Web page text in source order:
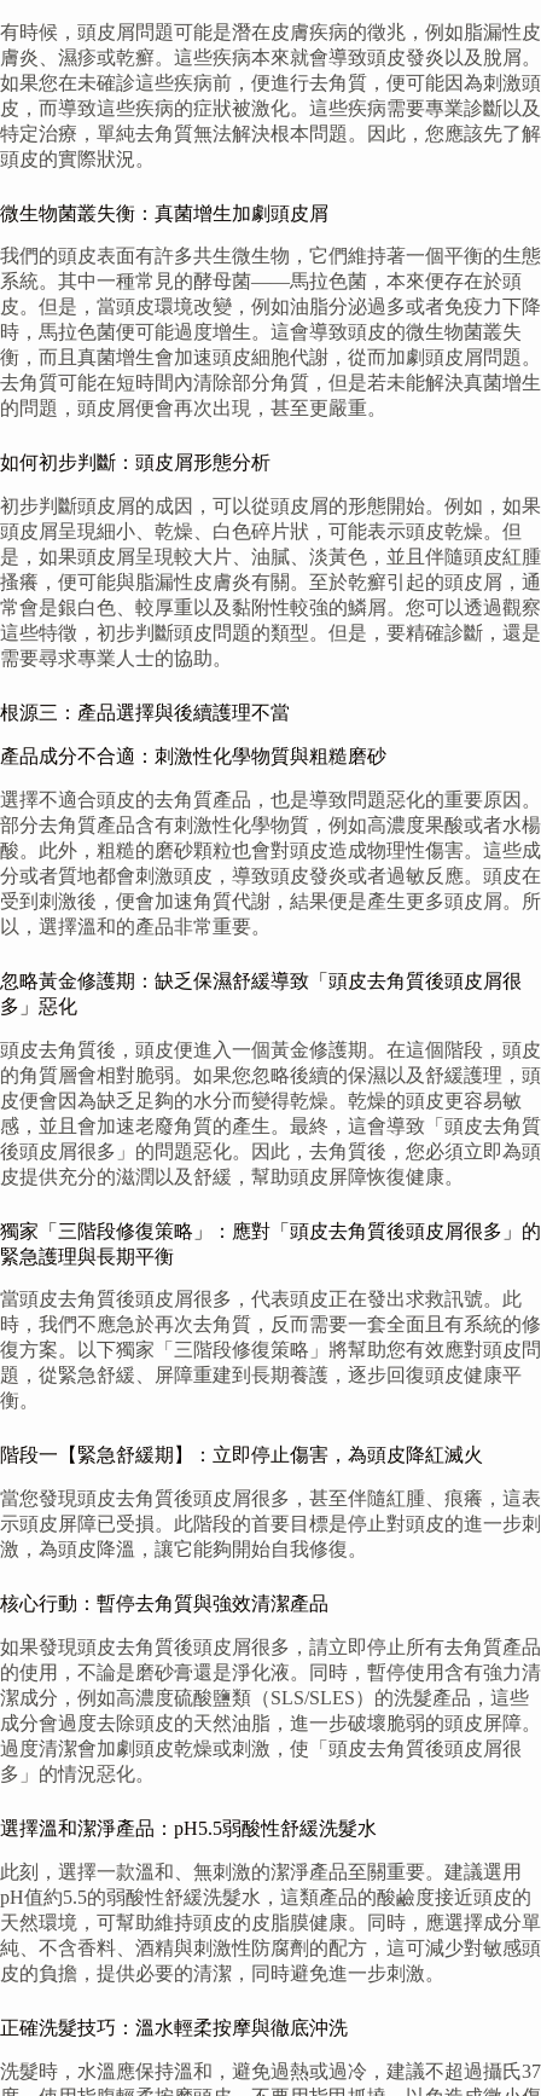
有時候，頭皮屑問題可能是潛在皮膚疾病的徵兆，例如脂漏性皮
膚炎、濕疹或乾癬。這些疾病本來就會導致頭皮發炎以及脫屑。
如果您在未確診這些疾病前，便進行去角質，便可能因為刺激頭
皮，而導致這些疾病的症狀被激化。這些疾病需要專業診斷以及
特定治療，單純去角質無法解決根本問題。因此，您應該先了解
頭皮的實際狀況。
微生物菌叢失衡：真菌增生加劇頭皮屑
我們的頭皮表面有許多共生微生物，它們維持著一個平衡的生態
系統。其中一種常見的酵母菌——馬拉色菌，本來便存在於頭
皮。但是，當頭皮環境改變，例如油脂分泌過多或者免疫力下降
時，馬拉色菌便可能過度增生。這會導致頭皮的微生物菌叢失
衡，而且真菌增生會加速頭皮細胞代謝，從而加劇頭皮屑問題。
去角質可能在短時間內清除部分角質，但是若未能解決真菌增生
的問題，頭皮屑便會再次出現，甚至更嚴重。
如何初步判斷：頭皮屑形態分析
初步判斷頭皮屑的成因，可以從頭皮屑的形態開始。例如，如果
頭皮屑呈現細小、乾燥、白色碎片狀，可能表示頭皮乾燥。但
是，如果頭皮屑呈現較大片、油膩、淡黃色，並且伴隨頭皮紅腫
搔癢，便可能與脂漏性皮膚炎有關。至於乾癬引起的頭皮屑，通
常會是銀白色、較厚重以及黏附性較強的鱗屑。您可以透過觀察
這些特徵，初步判斷頭皮問題的類型。但是，要精確診斷，還是
需要尋求專業人士的協助。
根源三：產品選擇與後續護理不當
產品成分不合適：刺激性化學物質與粗糙磨砂
選擇不適合頭皮的去角質產品，也是導致問題惡化的重要原因。
部分去角質產品含有刺激性化學物質，例如高濃度果酸或者水楊
酸。此外，粗糙的磨砂顆粒也會對頭皮造成物理性傷害。這些成
分或者質地都會刺激頭皮，導致頭皮發炎或者過敏反應。頭皮在
受到刺激後，便會加速角質代謝，結果便是產生更多頭皮屑。所
以，選擇溫和的產品非常重要。
忽略黃金修護期：缺乏保濕舒緩導致「頭皮去角質後頭皮屑很
多」惡化
頭皮去角質後，頭皮便進入一個黃金修護期。在這個階段，頭皮
的角質層會相對脆弱。如果您忽略後續的保濕以及舒緩護理，頭
皮便會因為缺乏足夠的水分而變得乾燥。乾燥的頭皮更容易敏
感，並且會加速老廢角質的產生。最終，這會導致「頭皮去角質
後頭皮屑很多」的問題惡化。因此，去角質後，您必須立即為頭
皮提供充分的滋潤以及舒緩，幫助頭皮屏障恢復健康。
獨家「三階段修復策略」：應對「頭皮去角質後頭皮屑很多」的
緊急護理與長期平衡
當頭皮去角質後頭皮屑很多，代表頭皮正在發出求救訊號。此
時，我們不應急於再次去角質，反而需要一套全面且有系統的修
復方案。以下獨家「三階段修復策略」將幫助您有效應對頭皮問
題，從緊急舒緩、屏障重建到長期養護，逐步回復頭皮健康平
衡。
階段一【緊急舒緩期】：立即停止傷害，為頭皮降紅滅火
當您發現頭皮去角質後頭皮屑很多，甚至伴隨紅腫、痕癢，這表
示頭皮屏障已受損。此階段的首要目標是停止對頭皮的進一步刺
激，為頭皮降溫，讓它能夠開始自我修復。
核心行動：暫停去角質與強效清潔產品
如果發現頭皮去角質後頭皮屑很多，請立即停止所有去角質產品
的使用，不論是磨砂膏還是淨化液。同時，暫停使用含有強力清
潔成分，例如高濃度硫酸鹽類（SLS/SLES）的洗髮產品，這些
成分會過度去除頭皮的天然油脂，進一步破壞脆弱的頭皮屏障。
過度清潔會加劇頭皮乾燥或刺激，使「頭皮去角質後頭皮屑很
多」的情況惡化。
選擇溫和潔淨產品：pH5.5弱酸性舒緩洗髮水
此刻，選擇一款溫和、無刺激的潔淨產品至關重要。建議選用
pH值約5.5的弱酸性舒緩洗髮水，這類產品的酸鹼度接近頭皮的
天然環境，可幫助維持頭皮的皮脂膜健康。同時，應選擇成分單
純、不含香料、酒精與刺激性防腐劑的配方，這可減少對敏感頭
皮的負擔，提供必要的清潔，同時避免進一步刺激。
正確洗髮技巧：溫水輕柔按摩與徹底沖洗
洗髮時，水溫應保持溫和，避免過熱或過冷，建議不超過攝氏37